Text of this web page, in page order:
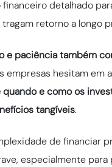
detalhado
retorno a longo
e paciência também
empresas hesitam em
e como os
tangíveis.
de financiar
especialmente para